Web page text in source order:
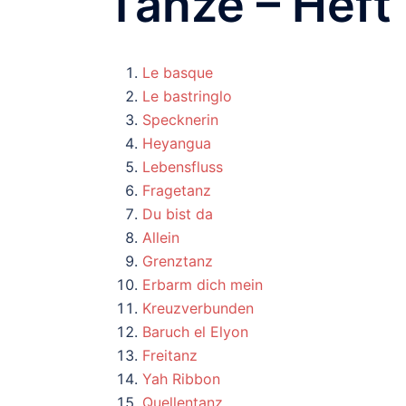
Le basque
Le bastringlo
Specknerin
Heyangua
Lebensfluss
Fragetanz
Du bist da
Allein
Grenztanz
Erbarm dich mein
Kreuzverbunden
Baruch el Elyon
Freitanz
Yah Ribbon
Quellentanz